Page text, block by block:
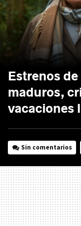
Estrenos
maduros,
vacaciones
Sin comentarios